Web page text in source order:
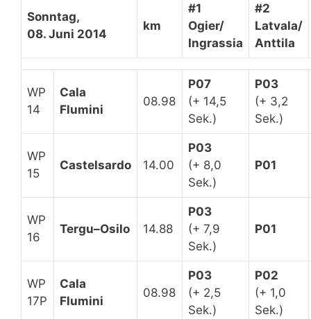
Sonntag,
08. Juni 2014
km
#1
Ogier/
Ingrassia
#2
Latvala/
Anttila
WP
14
Cala
Flumini
08.98
P07
(+ 14,5
Sek.)
P03
(+ 3,2
Sek.)
WP
15
Castelsardo 14.00
P03
(+ 8,0
Sek.)
P01
WP
16
Tergu–Osilo 14.88
P03
(+ 7,9
Sek.)
P01
WP
17P
Cala
Flumini
08.98
P03
(+ 2,5
Sek.)
P02
(+ 1,0
Sek.)